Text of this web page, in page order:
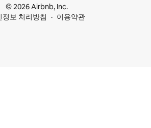
© 2026 Airbnb, Inc.
정보 처리방침
이용약관